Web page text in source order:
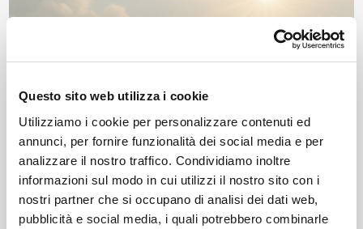
Questo sito web utilizza i cookie
Utilizziamo i cookie per personalizzare contenuti ed
annunci, per fornire funzionalità dei social media e per
analizzare il nostro traffico. Condividiamo inoltre
informazioni sul modo in cui utilizzi il nostro sito con i
nostri partner che si occupano di analisi dei dati web,
pubblicità e social media, i quali potrebbero combinarle